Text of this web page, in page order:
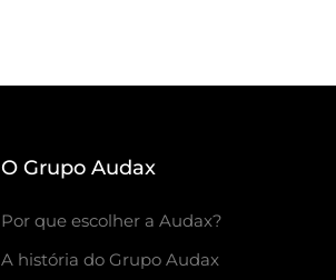
O Grupo Audax
Por que escolher a Audax?
A história do Grupo Audax